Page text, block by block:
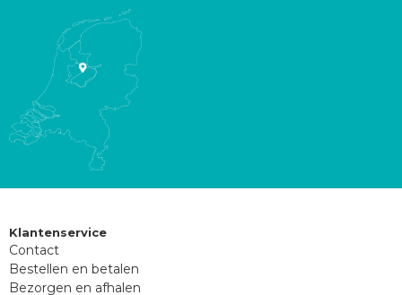
Klantenservice
Contact
Bestellen en betalen
Bezorgen en afhalen